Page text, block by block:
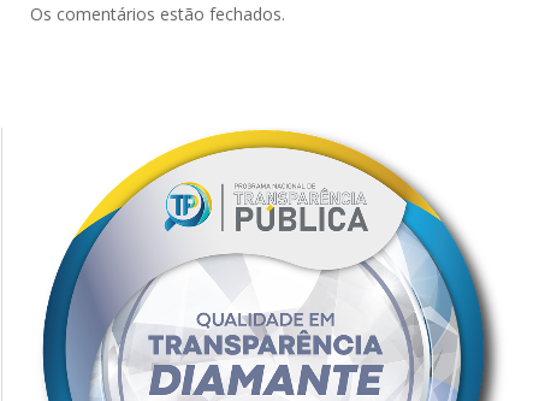
Os comentários estão fechados.